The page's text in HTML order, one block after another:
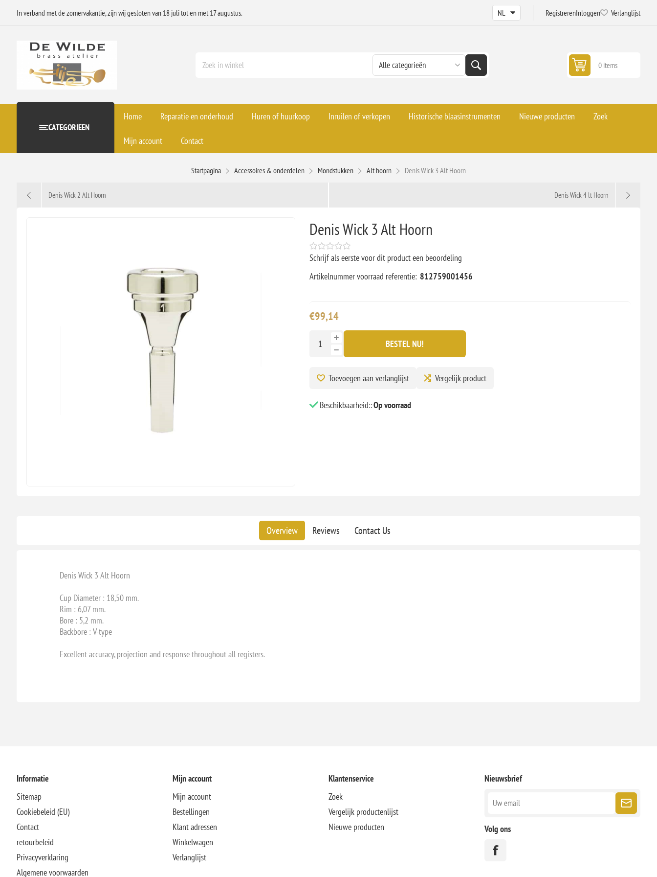
In verband met de zomervakantie, zijn wij gesloten van 18 juli tot en met 17 augustus. RegistrerenInloggen Verlanglijst
0 items
CATEGORIEEN
Home Reparatie en onderhoud Huren of huurkoop Inruilen of verkopen Historische blaasinstrumenten Nieuwe producten Zoek
Mijn account Contact
Startpagina Accessoires & onderdelen Mondstukken Alt hoorn Denis Wick 3 Alt Hoorn
Denis Wick 2 Alt Hoorn Denis Wick 4 lt Hoorn
Denis Wick 3 Alt Hoorn
Schrijf als eerste voor dit product een beoordeling
Artikelnummer voorraad referentie: 812759001456
€99,14
BESTEL NU!
Toevoegen aan verlanglijst Vergelijk product
Beschikbaarheid::Op voorraad
Overview Reviews Contact Us
Denis Wick 3 Alt Hoorn
Cup Diameter : 18,50 mm.
Rim : 6,07 mm.
Bore : 5,2 mm.
Backbore : V-type
Excellent accuracy, projection and response throughout all registers.
Informatie
Sitemap
Cookiebeleid (EU)
Contact
retourbeleid
Privacyverklaring
Algemene voorwaarden
Mijn account
Mijn account
Bestellingen
Klant adressen
Winkelwagen
Verlanglijst
Klantenservice
Zoek
Vergelijk productenlijst
Nieuwe producten
Nieuwsbrief
Volg ons